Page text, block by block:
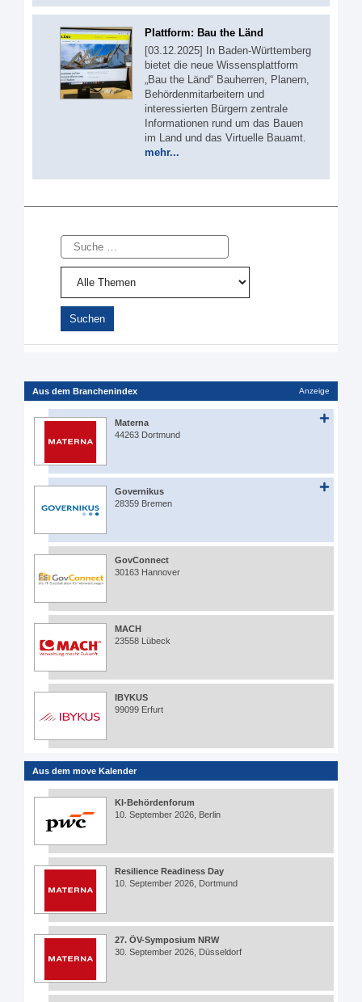
Plattform: Bau the Länd
[03.12.2025] In Baden-Württemberg
bietet die neue Wissensplattform
„Bau the Länd“ Bauherren, Planern,
Behördenmitarbeitern und
interessierten Bürgern zentrale
Informationen rund um das Bauen
im Land und das Virtuelle Bauamt.
mehr...
Suche
Aus dem Branchenindex Anzeige
Materna
44263 Dortmund
Governikus
28359 Bremen
GovConnect
30163 Hannover
MACH
23558 Lübeck
IBYKUS
99099 Erfurt
Aus dem move Kalender
KI-Behördenforum
10. September 2026, Berlin
Resilience Readiness Day
10. September 2026, Dortmund
27. ÖV-Symposium NRW
30. September 2026, Düsseldorf